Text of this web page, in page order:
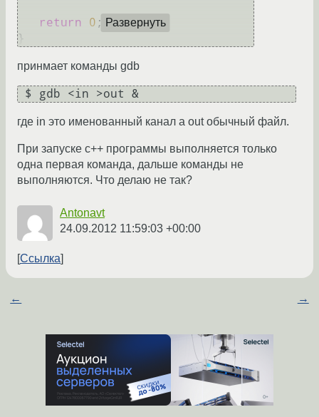
return 0 ; Развернуть
принмает команды gdb
$ gdb <in >out &
где in это именованный канал а out обычный файл.
При запуске с++ программы выполняется только
одна первая команда, дальше команды не
выполняются. Что делаю не так?
Antonavt
24.09.2012 11:59:03 +00:00
Ссылка
← →